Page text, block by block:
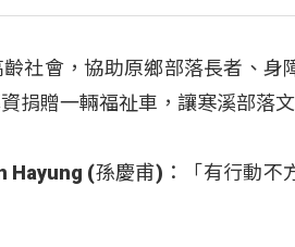
社會，協助原鄉部落長者、
捐贈一輛福祉車，讓寒溪部落
Hayung (孫慶甫)：「有行動不